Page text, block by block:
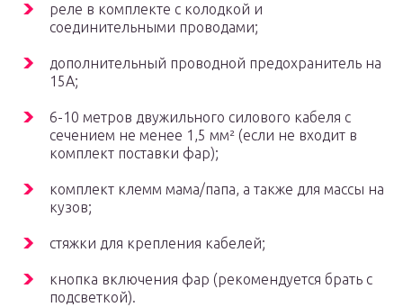
реле в комплекте с колодкой и
соединительными проводами;
дополнительный проводной предохранитель на
15А;
6-10 метров двужильного силового кабеля с
сечением не менее 1,5 мм² (если не входит в
комплект поставки фар);
комплект клемм мама/папа, а также для массы на
кузов;
стяжки для крепления кабелей;
кнопка включения фар (рекомендуется брать с
подсветкой).